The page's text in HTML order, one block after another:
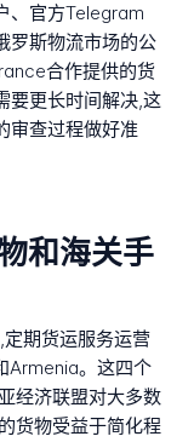
、官方Telegram
罗斯物流市场的公
合作提供的货
要更长时间解决,这
审查过程做好准
和海关手
期货运服务运营
Armenia。这四个
经济联盟对大多数
货物受益于简化程